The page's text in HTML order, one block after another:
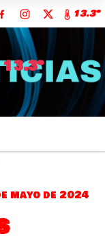
13.3º
13.3º
mayo de 2024